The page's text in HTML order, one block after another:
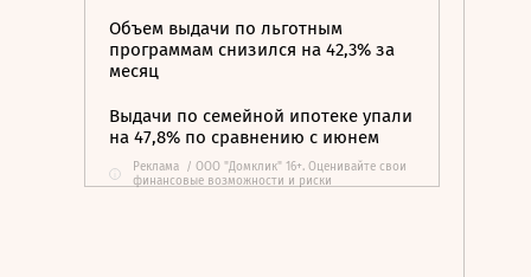
Объем выдачи по льготным
программам снизился на 42,3% за
месяц
Выдачи по семейной ипотеке упали
на 47,8% по сравнению с июнем
Реклама / ООО "Домклик" 16+. Оценивайте свои
финансовые возможности и риски